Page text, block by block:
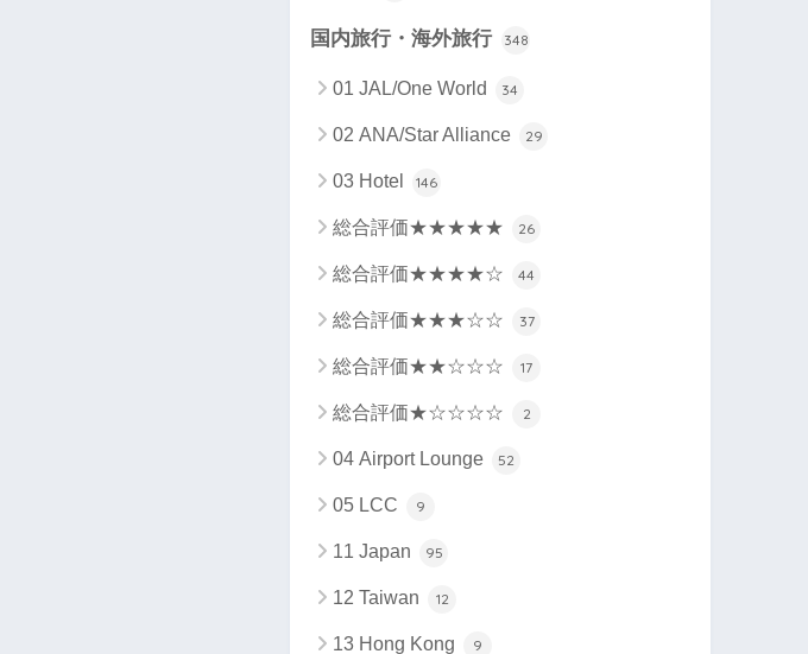
国内旅行・海外旅行 348
01 JAL/One World 34
02 ANA/Star Alliance 29
03 Hotel 146
総合評価★★★★★ 26
総合評価★★★★☆ 44
総合評価★★★☆☆ 37
総合評価★★☆☆☆ 17
総合評価★☆☆☆☆ 2
04 Airport Lounge 52
05 LCC 9
11 Japan 95
12 Taiwan 12
13 Hong Kong 9